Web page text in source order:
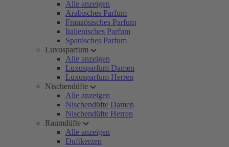
Alle anzeigen
Arabisches Parfum
Französisches Parfum
Italienisches Parfum
Spanisches Parfum
Luxusparfum
Alle anzeigen
Luxusparfum Damen
Luxusparfum Herren
Nischendüfte
Alle anzeigen
Nischendüfte Damen
Nischendüfte Herren
Raumdüfte
Alle anzeigen
Duftkerzen